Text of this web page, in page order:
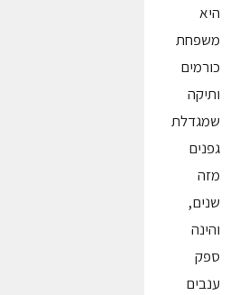
היא
משפחת
כורמים
ותיקה
שמגדלת
גפנים
מזה
שנים,
והינה
ספק
ענבים